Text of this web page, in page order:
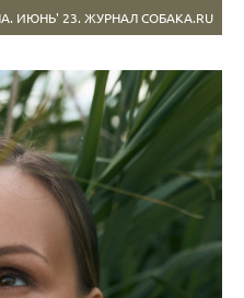
ИЮНЬ' 23. ЖУРНАЛ СОБАКА.RU